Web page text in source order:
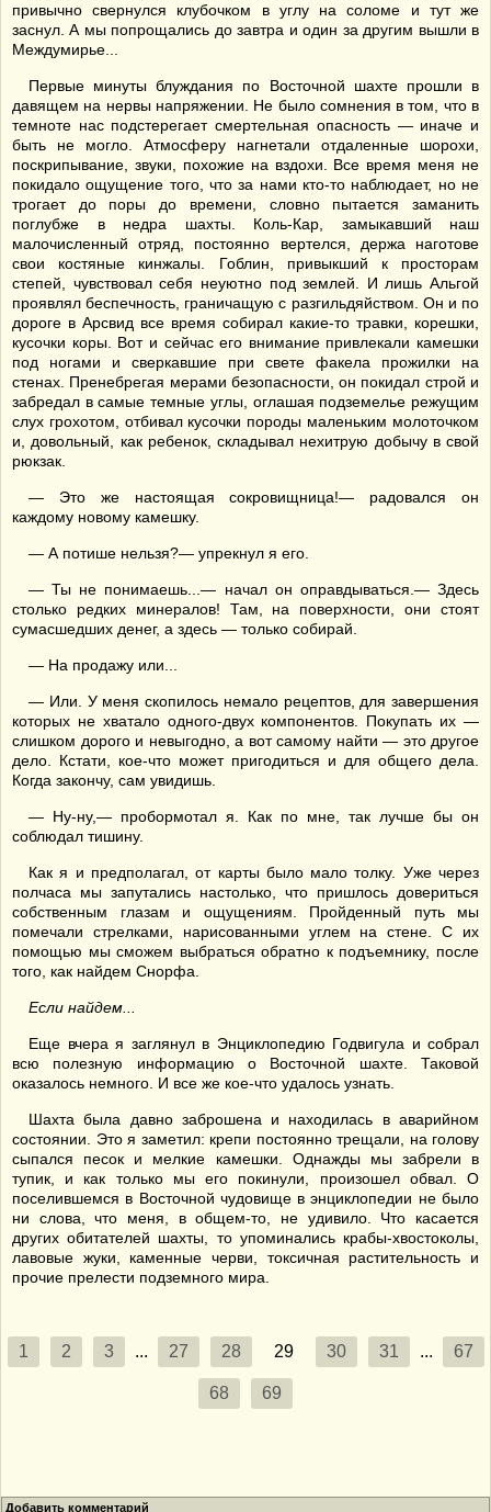
привычно свернулся клубочком в углу на соломе и тут же
заснул. А мы попрощались до завтра и один за другим вышли в
Междумирье...
Первые минуты блуждания по Восточной шахте прошли в
давящем на нервы напряжении. Не было сомнения в том, что в
темноте нас подстерегает смертельная опасность — иначе и
быть не могло. Атмосферу нагнетали отдаленные шорохи,
поскрипывание, звуки, похожие на вздохи. Все время меня не
покидало ощущение того, что за нами кто-то наблюдает, но не
трогает до поры до времени, словно пытается заманить
поглубже в недра шахты. Коль-Кар, замыкавший наш
малочисленный отряд, постоянно вертелся, держа наготове
свои костяные кинжалы. Гоблин, привыкший к просторам
степей, чувствовал себя неуютно под землей. И лишь Альгой
проявлял беспечность, граничащую с разгильдяйством. Он и по
дороге в Арсвид все время собирал какие-то травки, корешки,
кусочки коры. Вот и сейчас его внимание привлекали камешки
под ногами и сверкавшие при свете факела прожилки на
стенах. Пренебрегая мерами безопасности, он покидал строй и
забредал в самые темные углы, оглашая подземелье режущим
слух грохотом, отбивал кусочки породы маленьким молоточком
и, довольный, как ребенок, складывал нехитрую добычу в свой
рюкзак.
— Это же настоящая сокровищница!— радовался он
каждому новому камешку.
— А потише нельзя?— упрекнул я его.
— Ты не понимаешь...— начал он оправдываться.— Здесь
столько редких минералов! Там, на поверхности, они стоят
сумасшедших денег, а здесь — только собирай.
— На продажу или...
— Или. У меня скопилось немало рецептов, для завершения
которых не хватало одного-двух компонентов. Покупать их —
слишком дорого и невыгодно, а вот самому найти — это другое
дело. Кстати, кое-что может пригодиться и для общего дела.
Когда закончу, сам увидишь.
— Ну-ну,— пробормотал я. Как по мне, так лучше бы он
соблюдал тишину.
Как я и предполагал, от карты было мало толку. Уже через
полчаса мы запутались настолько, что пришлось довериться
собственным глазам и ощущениям. Пройденный путь мы
помечали стрелками, нарисованными углем на стене. С их
помощью мы сможем выбраться обратно к подъемнику, после
того, как найдем Снорфа.
Если найдем...
Еще вчера я заглянул в Энциклопедию Годвигула и собрал
всю полезную информацию о Восточной шахте. Таковой
оказалось немного. И все же кое-что удалось узнать.
Шахта была давно заброшена и находилась в аварийном
состоянии. Это я заметил: крепи постоянно трещали, на голову
сыпался песок и мелкие камешки. Однажды мы забрели в
тупик, и как только мы его покинули, произошел обвал. О
поселившемся в Восточной чудовище в энциклопедии не было
ни слова, что меня, в общем-то, не удивило. Что касается
других обитателей шахты, то упоминались крабы-хвостоколы,
лавовые жуки, каменные черви, токсичная растительность и
прочие прелести подземного мира.
1 2 3 ... 27 28 29 30 31 ... 67
68 69
Добавить комментарий